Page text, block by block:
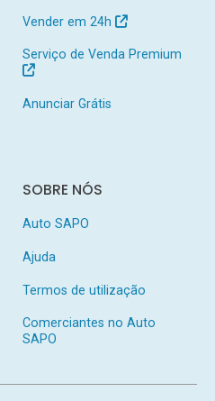
Vender em 24h
Serviço de Venda Premium
Anunciar Grátis
SOBRE NÓS
Auto SAPO
Ajuda
Termos de utilização
Comerciantes no Auto
SAPO